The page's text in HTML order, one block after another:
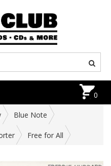
0
Blue Note
Free for All